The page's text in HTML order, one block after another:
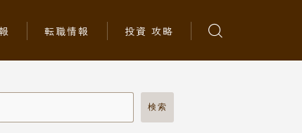
転職情報 投資 攻略
検索